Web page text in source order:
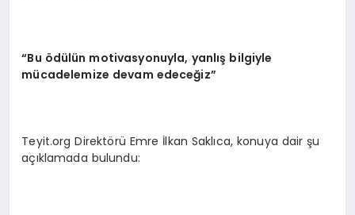
“Bu ödülün motivasyonuyla, yanlış bilgiyle
mücadelemize devam edeceğiz”
Teyit.org Direktörü Emre İlkan Saklıca, konuya dair şu
açıklamada bulundu: